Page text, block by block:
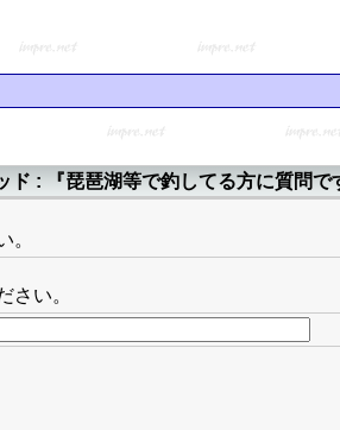
ド : 『琵琶湖等で釣してる方に質問で
。
さい。